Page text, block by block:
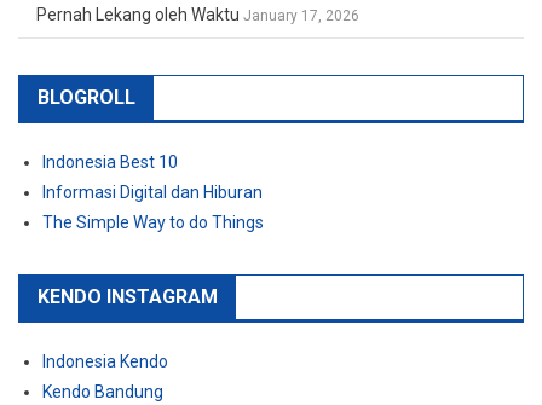
Pernah Lekang oleh Waktu January 17, 2026
BLOGROLL
Indonesia Best 10
Informasi Digital dan Hiburan
The Simple Way to do Things
KENDO INSTAGRAM
Indonesia Kendo
Kendo Bandung